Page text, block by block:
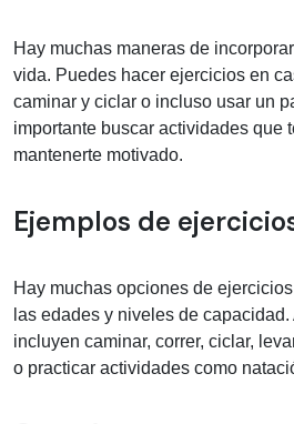
Hay muchas maneras de
vida. Puedes hacer ejercicios en
caminar y ciclar o incluso usar un
importante buscar actividades que
mantenerte motivado.
Ejemplos de
Hay muchas opciones de
las edades y niveles de
incluyen caminar, correr, ciclar,
o practicar actividades como